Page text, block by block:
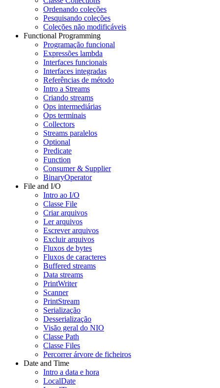
Ordenando coleções
Pesquisando coleções
Coleções não modificáveis
Functional Programming
Programação funcional
Expressões lambda
Interfaces funcionais
Interfaces integradas
Referências de método
Intro a Streams
Criando streams
Ops intermediárias
Ops terminais
Collectors
Streams paralelos
Optional
Predicate
Function
Consumer & Supplier
BinaryOperator
File and I/O
Intro ao I/O
Classe File
Criar arquivos
Ler arquivos
Escrever arquivos
Excluir arquivos
Fluxos de bytes
Fluxos de caracteres
Buffered streams
Data streams
PrintWriter
Scanner
PrintStream
Serialização
Desserialização
Visão geral do NIO
Classe Path
Classe Files
Percorrer árvore de ficheiros
Date and Time
Intro a data e hora
LocalDate